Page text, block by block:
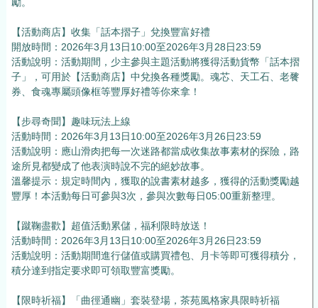
【活動商店】收集「話本摺子」兌換豐富好禮
開放時間：2026年3月13日10:00至2026年3月28日23:59
活動說明：活動期間，少主參與主題活動將獲得活動貨幣「話本摺
子」，可用於【活動商店】中兌換各種獎勵。魂芯、天工石、老餮
券、食魂專屬頭像框等豐厚好禮等你來拿！
【步尋奇聞】趣味玩法上線
活動時間：2026年3月13日10:00至2026年3月26日23:59
活動說明：應山滑肉把每一次迷路都當成收集故事素材的探險，路
途所見都變成了他表演時說不完的絕妙故事。
溫馨提示：規定時間內，獲取的說書素材越多，獲得的活動獎勵越
豐厚！本活動每日可參與3次，參與次數每日05:00重新整理。
【蹴鞠盡歡】超值活動累儲，福利限時放送！
活動時間：2026年3月13日10:00至2026年3月26日23:59
活動說明：活動期間進行儲值或購買禮包、月卡等即可獲得積分，
積分達到指定要求即可領取豐富獎勵。
【限時祈福】「曲徑通幽」套裝登場，茶苑風格家具限時祈福